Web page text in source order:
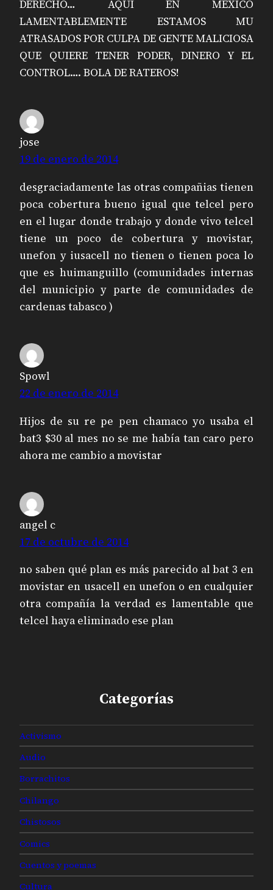
DERECHO… AQUI EN MEXICO
LAMENTABLEMENTE ESTAMOS MU
ATRASADOS POR CULPA DE GENTE MALICIOSA
QUE QUIERE TENER PODER, DINERO Y EL
CONTROL…. BOLA DE RATEROS!
jose
19 de enero de 2014
desgraciadamente las otras compañias tienen
poca cobertura bueno igual que telcel pero
en el lugar donde trabajo y donde vivo telcel
tiene un poco de cobertura y movistar,
unefon y iusacell no tienen o tienen poca lo
que es huimanguillo (comunidades internas
del municipio y parte de comunidades de
cardenas tabasco )
Spowl
22 de enero de 2014
Hijos de su re pe pen chamaco yo usaba el
bat3 $30 al mes no se me había tan caro pero
ahora me cambio a movistar
angel c
17 de octubre de 2014
no saben qué plan es más parecido al bat 3 en
movistar en usacell en unefon o en cualquier
otra compañía la verdad es lamentable que
telcel haya eliminado ese plan
Categorías
Activismo
Audio
Borrachitos
Chilango
Chistosos
Comics
Cuentos y poemas
Cultura